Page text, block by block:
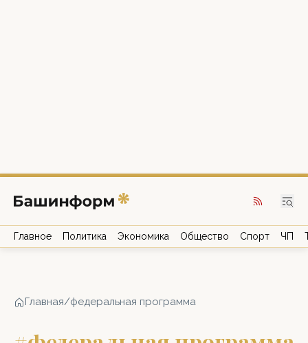
Главное Политика Экономика Общество Спорт ЧП
Главная/федеральная программа